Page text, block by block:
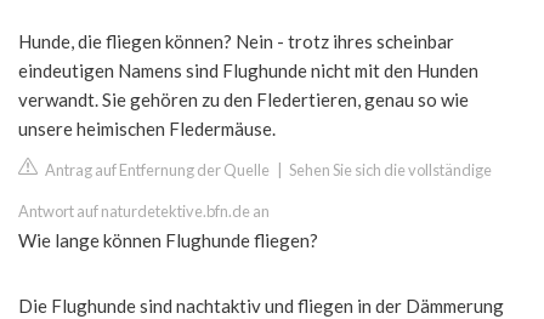
Hunde, die fliegen können? Nein - trotz ihres scheinbar
eindeutigen Namens sind Flughunde nicht mit den Hunden
verwandt. Sie gehören zu den Fledertieren, genau so wie
unsere heimischen Fledermäuse.
Antrag auf Entfernung der Quelle Sehen Sie sich die vollständige
Antwort auf naturdetektive.bfn.de an
Wie lange können Flughunde fliegen?
Die Flughunde sind nachtaktiv und fliegen in der Dämmerung